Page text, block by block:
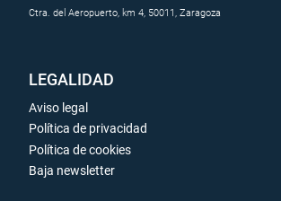
Ctra. del Aeropuerto, km 4, 50011, Zaragoza
LEGALIDAD
Aviso legal
Política de privacidad
Política de cookies
Baja newsletter